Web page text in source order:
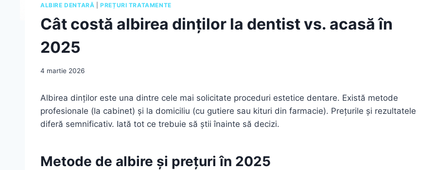
ALBIRE DENTARĂ |PREȚURI TRATAMENTE
Cât costă albirea dinților la dentist vs. acasă în
2025
4 martie 2026
Albirea dinților este una dintre cele mai solicitate proceduri estetice dentare. Există metode
profesionale (la cabinet) și la domiciliu (cu gutiere sau kituri din farmacie). Prețurile și rezultatele
diferă semnificativ. Iată tot ce trebuie să știi înainte să decizi.
Metode de albire și prețuri în 2025